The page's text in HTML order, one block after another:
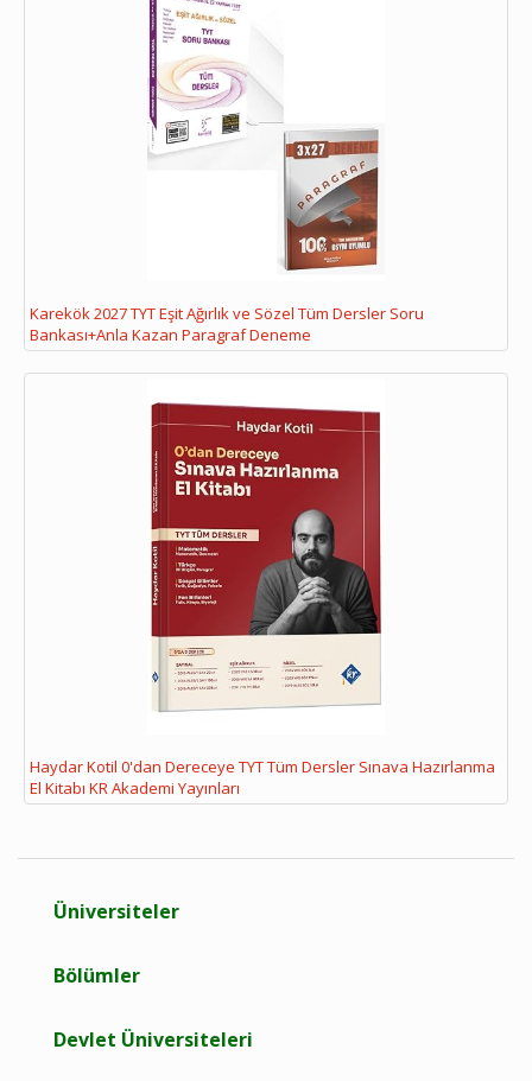
Karekök 2027 TYT Eşit Ağırlık ve Sözel Tüm Dersler Soru
Bankası+Anla Kazan Paragraf Deneme
Haydar Kotil 0'dan Dereceye TYT Tüm Dersler Sınava Hazırlanma
El Kitabı KR Akademi Yayınları
Üniversiteler
Bölümler
Devlet Üniversiteleri